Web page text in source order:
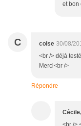
et bon
C coise 30/08/
<br /> déjà
Merci<br />
Répondre
<br />